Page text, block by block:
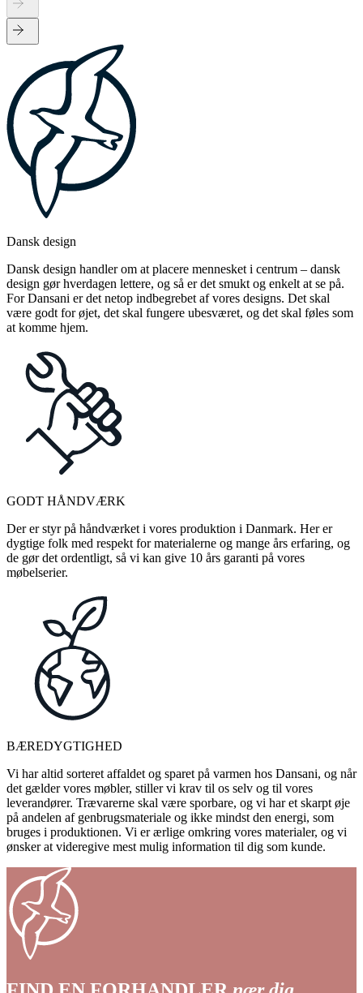
Dansk design
Dansk design handler om at placere mennesket i centrum – dansk
design gør hverdagen lettere, og så er det smukt og enkelt at se på.
For Dansani er det netop indbegrebet af vores designs. Det skal
være godt for øjet, det skal fungere ubesværet, og det skal føles som
at komme hjem.
GODT HÅNDVÆRK
Der er styr på håndværket i vores produktion i Danmark. Her er
dygtige folk med respekt for materialerne og mange års erfaring, og
de gør det ordentligt, så vi kan give 10 års garanti på vores
møbelserier.
BÆREDYGTIGHED
Vi har altid sorteret affaldet og sparet på varmen hos Dansani, og når
det gælder vores møbler, stiller vi krav til os selv og til vores
leverandører. Trævarerne skal være sporbare, og vi har et skarpt øje
på andelen af genbrugsmateriale og ikke mindst den energi, som
bruges i produktionen. Vi er ærlige omkring vores materialer, og vi
ønsker at videregive mest mulig information til dig som kunde.